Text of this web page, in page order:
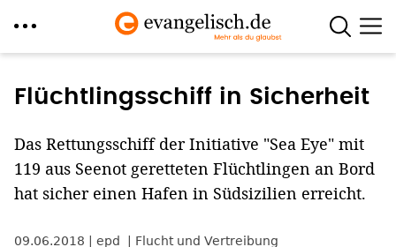
zum
Flüchtlingsschiff in Sicherheit
Das Rettungsschiff der Initiative "Sea Eye" mit
119 aus Seenot geretteten Flüchtlingen an Bord
hat sicher einen Hafen in Südsizilien erreicht.
09.06.2018 epd Flucht und Vertreibung